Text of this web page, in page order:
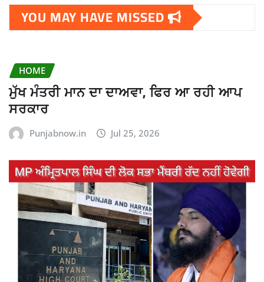
YOU MAY HAVE MISSED
HOME
ਮੁੱਖ ਮੰਤਰੀ ਮਾਨ ਦਾ ਦਾਅਵਾ, ਫਿਰ ਆ ਰਹੀ ਆਪ
ਸਰਕਾਰ
Punjabnow.in Jul 25, 2026